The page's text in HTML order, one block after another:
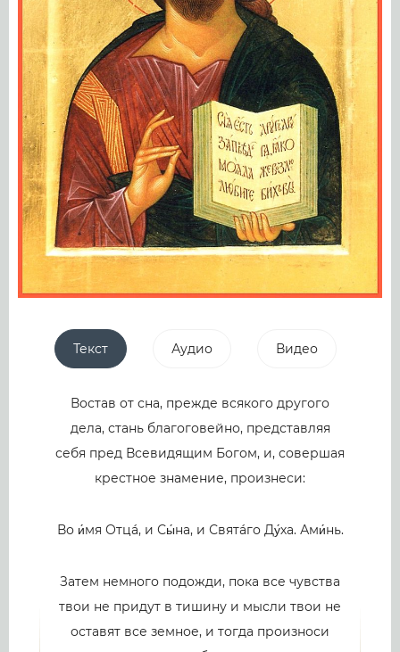
Текст Аудио Видео
Востав от сна, прежде всякого другого
дела, стань благоговейно, представляя
себя пред Всевидящим Богом, и, совершая
крестное знамение, произнеси:
Во и́мя Отцá, и Сы́на, и Святáго Ду́ха. Ами́нь.
Затем немного подожди, пока все чувства
твои не придут в тишину и мысли твои не
оставят все земное, и тогда произноси